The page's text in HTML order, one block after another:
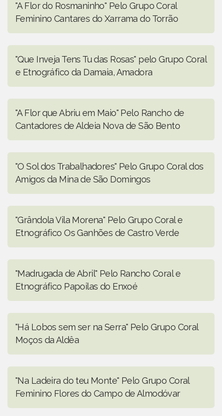
"A Flor do Rosmaninho" Pelo Grupo Coral
Feminino Cantares do Xarrama do Torrão
"Que Inveja Tens Tu das Rosas" pelo Grupo Coral
e Etnográfico da Damaia, Amadora
"A Flor que Abriu em Maio" Pelo Rancho de
Cantadores de Aldeia Nova de São Bento
"O Sol dos Trabalhadores" Pelo Grupo Coral dos
Amigos da Mina de São Domingos
"Grândola Vila Morena" Pelo Grupo Coral e
Etnográfico Os Ganhões de Castro Verde
"Madrugada de Abril" Pelo Rancho Coral e
Etnográfico Papoilas do Enxoé
"Há Lobos sem ser na Serra" Pelo Grupo Coral
Moços da Aldêa
"Na Ladeira do teu Monte" Pelo Grupo Coral
Feminino Flores do Campo de Almodóvar